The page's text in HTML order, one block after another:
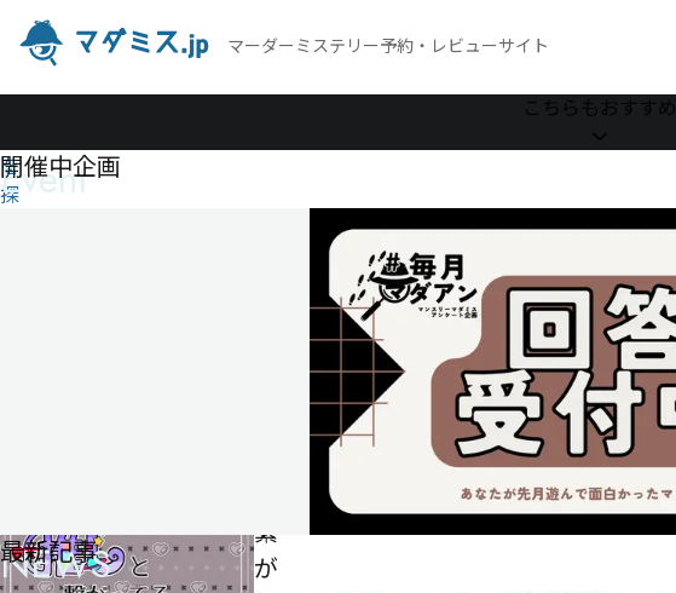
マーダーミステリー予約・レビューサイト
を
探
繋
が
こちらもおすすめ
Event
開催中企画
NEWS
最新記事